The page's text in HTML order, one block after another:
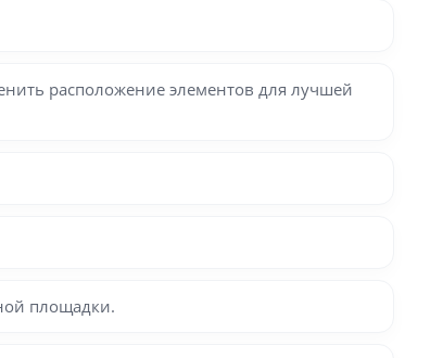
расположение элементов для лучшей
площадки.